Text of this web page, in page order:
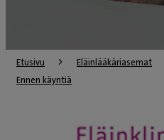
Etusivu Eläinlääkäriasemat
Ennen käyntiä